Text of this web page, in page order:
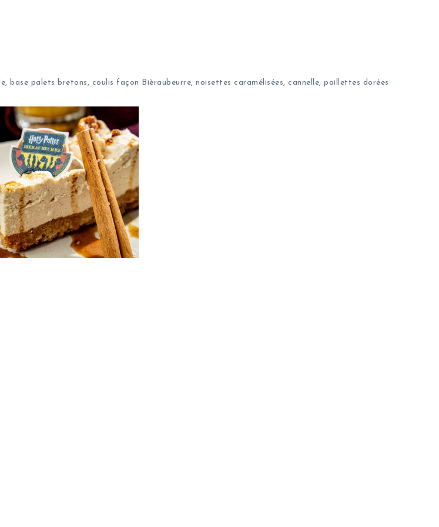
base palets bretons, coulis façon Bièraubeurre, noisettes caramélisées, cannelle, paillettes dorées